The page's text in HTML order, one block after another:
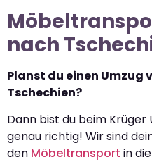
nach
Planst du einen Umzug
Tschechien?
Dann bist du beim Krüger
genau richtig! Wir sind
den Möbeltransport in